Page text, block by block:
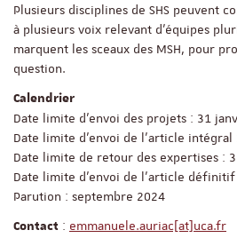
Plusieurs disciplines de SHS peuvent
à plusieurs voix relevant d’équipes
marquent les sceaux des MSH, pour
question.
Calendrier
Date limite d’envoi des projets : 31
Date limite d’envoi de l’article
Date limite de retour des expertises :
Date limite d’envoi de l’article
Parution : septembre 2024
Contact : emmanuele.auriac[at]uca.fr